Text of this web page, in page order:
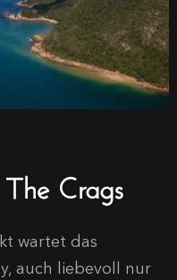
Crags
wartet das
auch liebevoll nur